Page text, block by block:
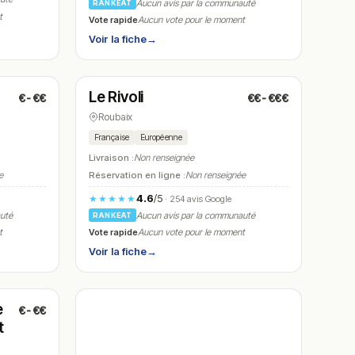
RANKEAT
Aucun avis par la communauté
Vote rapideAucun vote pour le moment
Voir la fiche→
€-€€ N° 26
Fermé(fermé aujourd'hui)
Le Rivoli €€-€€€
Roubaix
Française Européenne
Livraison :Non renseignée
Réservation en ligne :Non renseignée
★★★★★4.6/5 · 254 avis Google
RANKEAT
Aucun avis par la communauté
Vote rapideAucun vote pour le moment
Voir la fiche→
€-€€